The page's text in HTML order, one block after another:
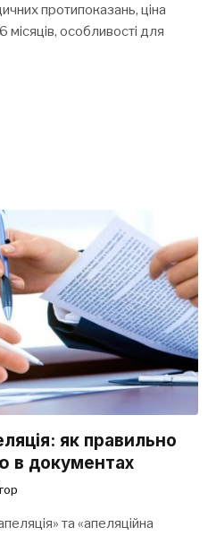
протипоказань, ціна
місяців, особливості для
як правильно
в документах
та «апеляційна